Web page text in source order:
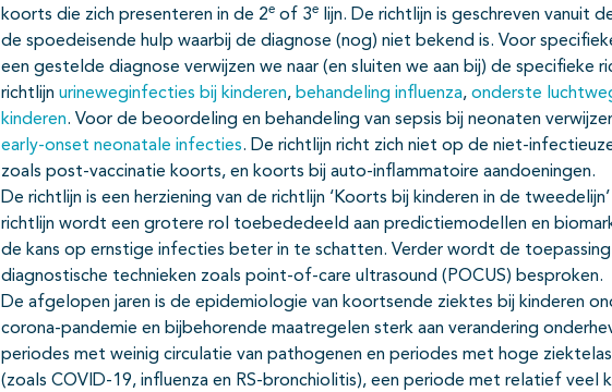
koorts die zich presenteren in de 2e of 3e lijn. De richtlijn is geschreven vanuit
de spoedeisende hulp waarbij de diagnose (nog) niet bekend is. Voor
een gestelde diagnose verwijzen we naar (en sluiten we aan bij) de specifieke
richtlijn urineweginfecties bij kinderen, behandeling influenza, onderste
kinderen. Voor de beoordeling en behandeling van sepsis bij neonaten
early-onset neonatale infecties. De richtlijn richt zich niet op de niet-
zoals post-vaccinatie koorts, en koorts bij auto-inflammatoire aandoeningen.
De richtlijn is een herziening van de richtlijn ‘Koorts bij kinderen in de
richtlijn wordt een grotere rol toebededeeld aan predictiemodellen en
de kans op ernstige infecties beter in te schatten. Verder wordt de toepassing
diagnostische technieken zoals point-of-care ultrasound (POCUS) besproken.
De afgelopen jaren is de epidemiologie van koortsende ziektes bij kinderen
corona-pandemie en bijbehorende maatregelen sterk aan verandering
periodes met weinig circulatie van pathogenen en periodes met hoge
(zoals COVID-19, influenza en RS-bronchiolitis), een periode met relatief veel